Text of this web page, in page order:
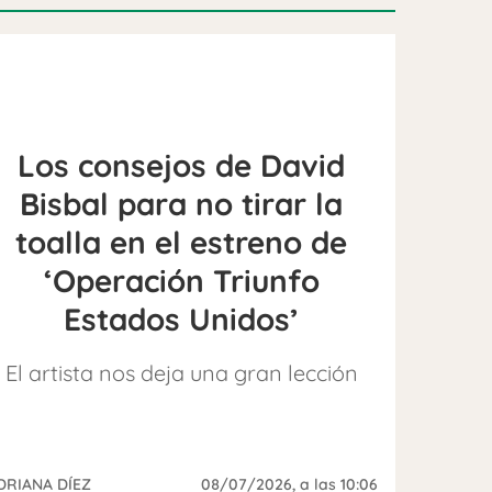
Los consejos de David
Bisbal para no tirar la
toalla en el estreno de
‘Operación Triunfo
Estados Unidos’
El artista nos deja una gran lección
DÍEZ 08/07/2026, a las 10:06